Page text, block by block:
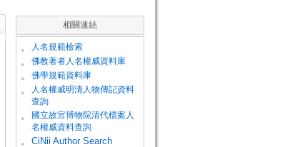
相關連結
。 人名規範檢索
。 佛教著者人名權威資料庫
。 佛學規範資料庫
。
人名權威明清人物傳記資料
查詢
。
國立故宮博物院清代檔案人
名權威資料查詢
。
CiNii Author Search